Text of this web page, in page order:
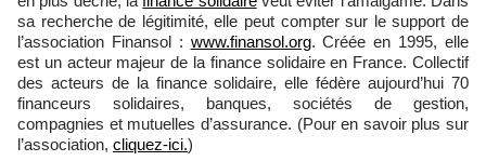
sa recherche de légitimité, elle peut compter sur le support de
l’association Finansol : www.finansol.org. Créée en 1995, elle
est un acteur majeur de la finance solidaire en France. Collectif
des acteurs de la finance solidaire, elle fédère aujourd’hui 70
financeurs solidaires, banques, sociétés de gestion,
compagnies et mutuelles d’assurance. (Pour en savoir plus sur
l’association, cliquez-ici.)